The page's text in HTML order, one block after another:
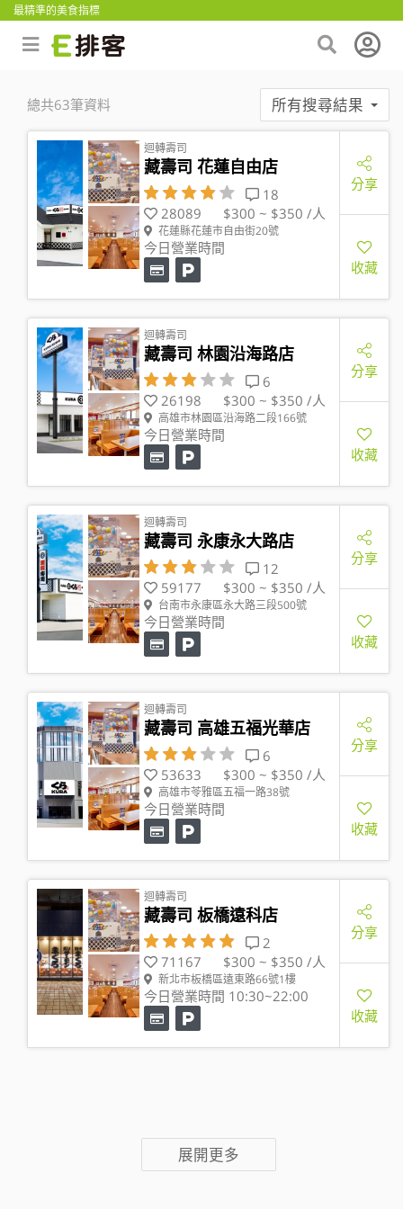
最精準的美食指標
總共63筆資料 所有搜尋結果
迴轉壽司
藏壽司 花蓮自由店
18
28089
$300 ~ $350 /人
花蓮縣花蓮市自由街20號
今日營業時間
分享
收藏
迴轉壽司
藏壽司 林園沿海路店
6
26198
$300 ~ $350 /人
高雄市林園區沿海路二段166號
今日營業時間
分享
收藏
迴轉壽司
藏壽司 永康永大路店
12
59177
$300 ~ $350 /人
台南市永康區永大路三段500號
今日營業時間
分享
收藏
迴轉壽司
藏壽司 高雄五福光華店
6
53633
$300 ~ $350 /人
高雄市苓雅區五福一路38號
今日營業時間
分享
收藏
迴轉壽司
藏壽司 板橋遠科店
2
71167
$300 ~ $350 /人
新北市板橋區遠東路66號1樓
今日營業時間 10:30~22:00
分享
收藏
展開更多